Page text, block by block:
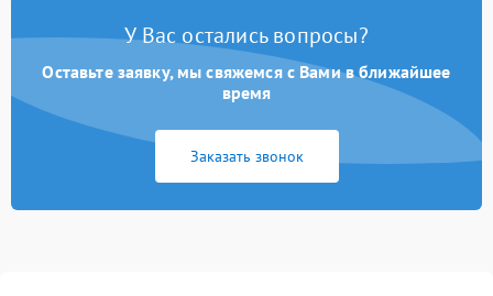
ИзображениеУ Вас остались вопросы?
Оставьте заявку, мы свяжемся с Вами в ближайшее
время
Заказать звонок